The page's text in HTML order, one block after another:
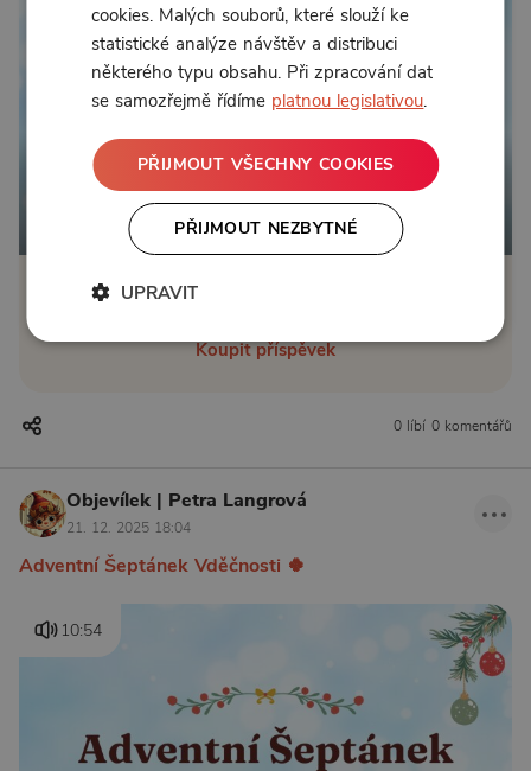
Od 219 Kč měsíčně nebo 50 Kč jednorázově
Koupit příspěvek
0 líbí 0 komentářů
Objevílek | Petra Langrová
21. 12. 2025 18:04
Adventní Šeptánek Vděčnosti 🍀
10:54
cookies. Malých souborů, které slouží ke
statistické analýze návštěv a distribuci
některého typu obsahu. Při zpracování dat
se samozřejmě řídíme platnou legislativou.
PŘIJMOUT VŠECHNY COOKIES
PŘIJMOUT NEZBYTNÉ
UPRAVIT